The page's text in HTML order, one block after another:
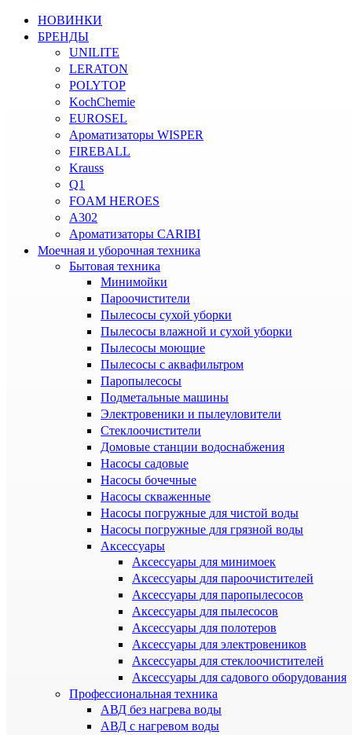
НОВИНКИ
БРЕНДЫ
UNILITE
LERATON
POLYTOP
KochChemie
EUROSEL
Ароматизаторы WISPER
FIREBALL
Krauss
Q1
FOAM HEROES
A302
Ароматизаторы CARIBI
Моечная и уборочная техника
Бытовая техника
Минимойки
Пароочистители
Пылесосы сухой уборки
Пылесосы влажной и сухой уборки
Пылесосы моющие
Пылесосы с аквафильтром
Паропылесосы
Подметальные машины
Электровеники и пылеуловители
Стеклоочистители
Домовые станции водоснабжения
Насосы садовые
Насосы бочечные
Насосы скваженные
Насосы погружные для чистой воды
Насосы погружные для грязной воды
Аксессуары
Аксессуары для минимоек
Аксессуары для пароочистителей
Аксессуары для паропылесосов
Аксессуары для пылесосов
Аксессуары для полотеров
Аксессуары для электровеников
Аксессуары для стеклоочистителей
Аксессуары для садового оборудования
Профессиональная техника
АВД без нагрева воды
АВД с нагревом воды